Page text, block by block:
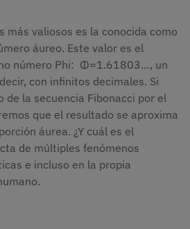
más valiosos es la conocida como
áureo. Este valor es el
número Phi: Φ=1.61803…, un
con infinitos decimales. Si
de la secuencia Fibonacci por el
que el resultado se aproxima
áurea. ¿Y cuál es el
de múltiples fenómenos
e incluso en la propia